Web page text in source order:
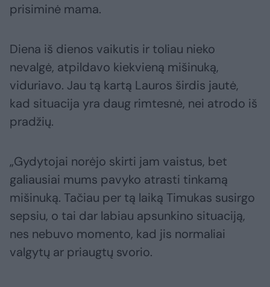
prisiminė mama.
Diena iš dienos vaikutis ir toliau nieko
nevalgė, atpildavo kiekvieną mišinuką,
viduriavo. Jau tą kartą Lauros širdis jautė,
kad situacija yra daug rimtesnė, nei atrodo iš
pradžių.
„Gydytojai norėjo skirti jam vaistus, bet
galiausiai mums pavyko atrasti tinkamą
mišinuką. Tačiau per tą laiką Timukas susirgo
sepsiu, o tai dar labiau apsunkino situaciją,
nes nebuvo momento, kad jis normaliai
valgytų ar priaugtų svorio.